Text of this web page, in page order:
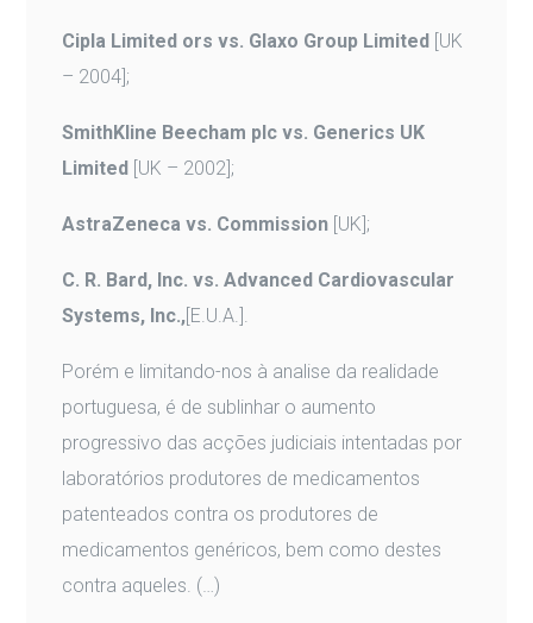
Cipla Limited ors vs. Glaxo Group Limited [UK
– 2004];
SmithKline Beecham plc vs. Generics UK
Limited [UK – 2002];
AstraZeneca vs. Commission [UK];
C. R. Bard, Inc. vs. Advanced Cardiovascular
Systems, Inc.,[E.U.A.].
Porém e limitando-nos à analise da realidade
portuguesa, é de sublinhar o aumento
progressivo das acções judiciais intentadas por
laboratórios produtores de medicamentos
patenteados contra os produtores de
medicamentos genéricos, bem como destes
contra aqueles. (…)